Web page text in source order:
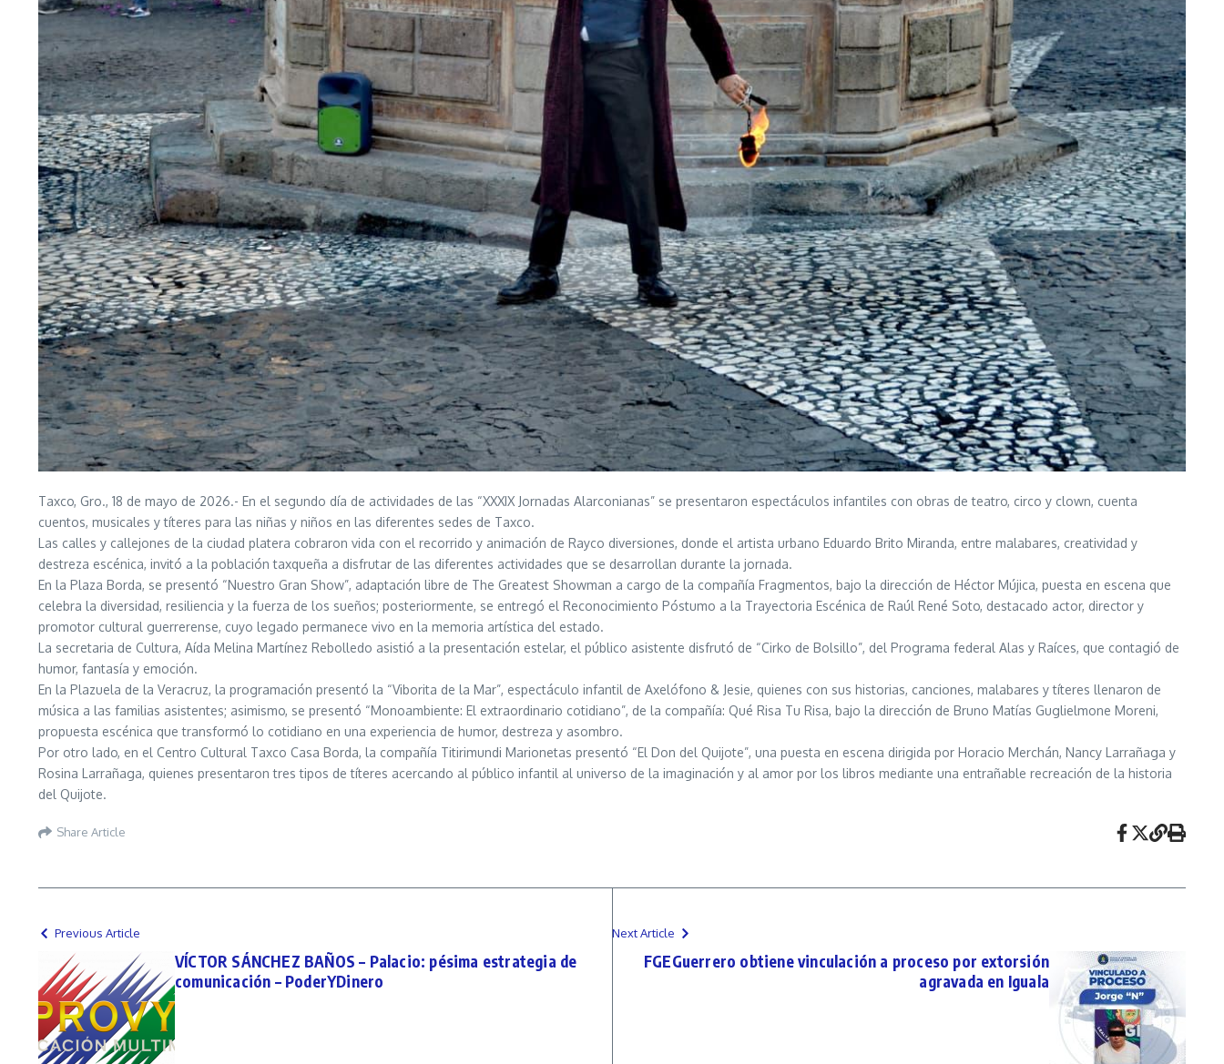
Taxco, Gro., 18 de mayo de 2026.- En el segundo día de actividades de las “XXXIX Jornadas Alarconianas” se presentaron espectáculos infantiles con obras de teatro, circo y clown, cuenta
cuentos, musicales y títeres para las niñas y niños en las diferentes sedes de Taxco.
Las calles y callejones de la ciudad platera cobraron vida con el recorrido y animación de Rayco diversiones, donde el artista urbano Eduardo Brito Miranda, entre malabares, creatividad y
destreza escénica, invitó a la población taxqueña a disfrutar de las diferentes actividades que se desarrollan durante la jornada.
En la Plaza Borda, se presentó “Nuestro Gran Show”, adaptación libre de The Greatest Showman a cargo de la compañía Fragmentos, bajo la dirección de Héctor Mújica, puesta en escena que
celebra la diversidad, resiliencia y la fuerza de los sueños; posteriormente, se entregó el Reconocimiento Póstumo a la Trayectoria Escénica de Raúl René Soto, destacado actor, director y
promotor cultural guerrerense, cuyo legado permanece vivo en la memoria artística del estado.
La secretaria de Cultura, Aída Melina Martínez Rebolledo asistió a la presentación estelar, el público asistente disfrutó de “Cirko de Bolsillo”, del Programa federal Alas y Raíces, que contagió de
humor, fantasía y emoción.
En la Plazuela de la Veracruz, la programación presentó la “Viborita de la Mar”, espectáculo infantil de Axelófono & Jesie, quienes con sus historias, canciones, malabares y títeres llenaron de
música a las familias asistentes; asimismo, se presentó “Monoambiente: El extraordinario cotidiano”, de la compañía: Qué Risa Tu Risa, bajo la dirección de Bruno Matías Guglielmone Moreni,
propuesta escénica que transformó lo cotidiano en una experiencia de humor, destreza y asombro.
Por otro lado, en el Centro Cultural Taxco Casa Borda, la compañía Titirimundi Marionetas presentó “El Don del Quijote”, una puesta en escena dirigida por Horacio Merchán, Nancy Larrañaga y
Rosina Larrañaga, quienes presentaron tres tipos de títeres acercando al público infantil al universo de la imaginación y al amor por los libros mediante una entrañable recreación de la historia
del Quijote.
Share Article
Previous Article
VÍCTOR SÁNCHEZ BAÑOS – Palacio: pésima estrategia de
comunicación – PoderYDinero
Next Article
FGEGuerrero obtiene vinculación a proceso por extorsión
agravada en Iguala